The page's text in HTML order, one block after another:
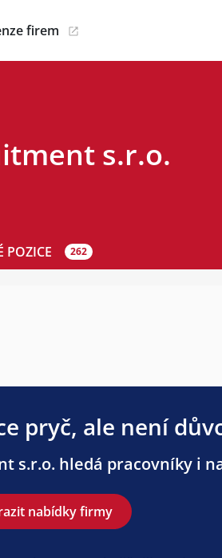
firem
s.r.o.
POZICE 262
pryč, ale není
s.r.o. hledá pracovníky i
nabídky firmy